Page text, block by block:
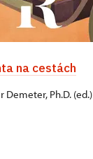
na cestách
Demeter, Ph.D. (ed.)